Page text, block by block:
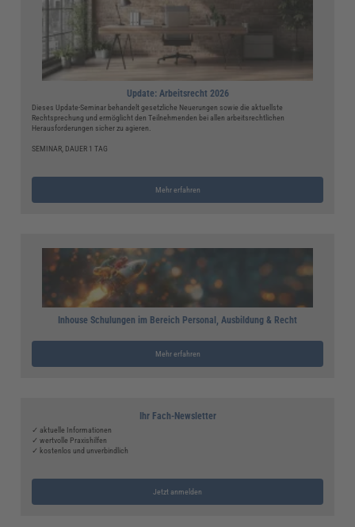
Update: Arbeitsrecht 2026
Dieses Update-Seminar behandelt gesetzliche Neuerungen sowie die aktuellste
Rechtsprechung und ermöglicht den Teilnehmenden bei allen arbeitsrechtlichen
Herausforderungen sicher zu agieren.
SEMINAR, DAUER 1 TAG
Mehr erfahren
Inhouse Schulungen im Bereich Personal, Ausbildung & Recht
Mehr erfahren
Ihr Fach-Newsletter
✓ aktuelle Informationen
✓ wertvolle Praxishilfen
✓ kostenlos und unverbindlich
Jetzt anmelden